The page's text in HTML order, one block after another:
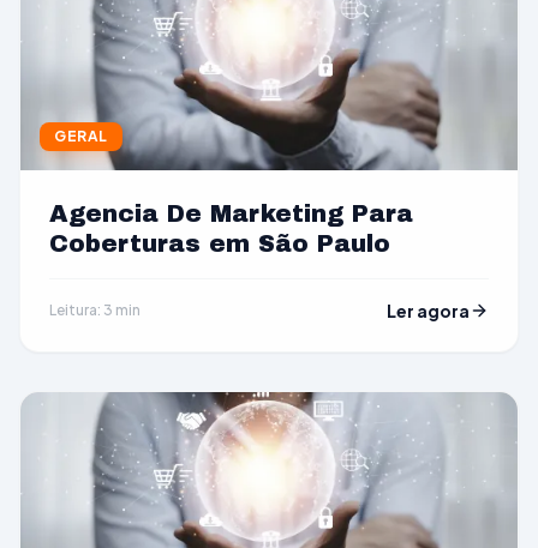
GERAL
Agencia De Marketing Para
Coberturas em São Paulo
Leitura: 3 min Ler agora